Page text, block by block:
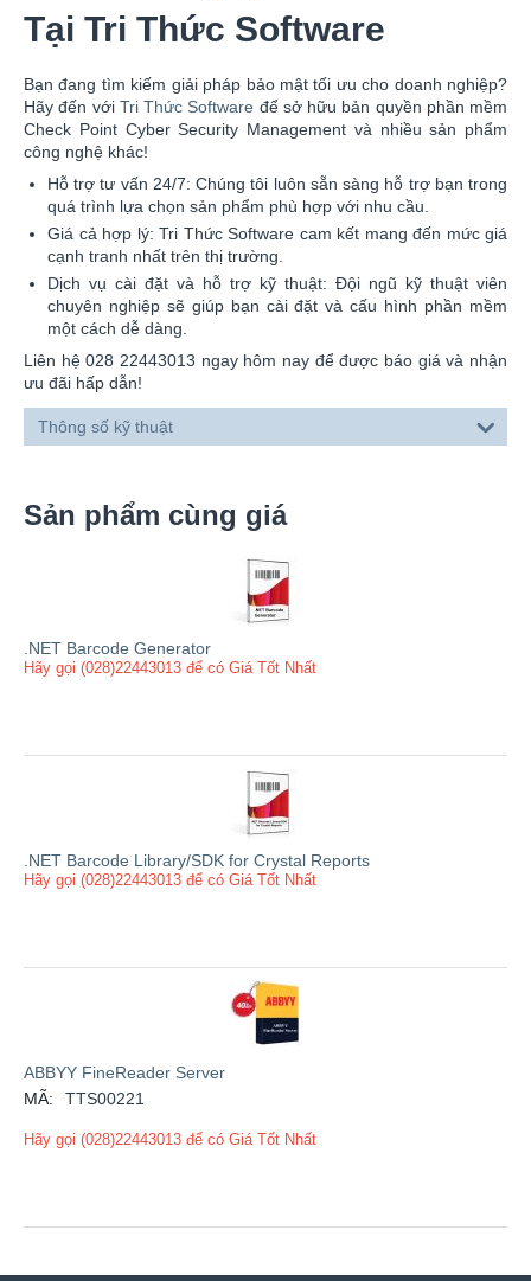
Tại Tri Thức Software
Bạn đang tìm kiếm giải pháp bảo mật tối ưu cho doanh nghiệp?
Hãy đến với Tri Thức Software để sở hữu bản quyền phần mềm
Check Point Cyber Security Management và nhiều sản phẩm
công nghệ khác!
Hỗ trợ tư vấn 24/7: Chúng tôi luôn sẵn sàng hỗ trợ bạn trong
quá trình lựa chọn sản phẩm phù hợp với nhu cầu.
Giá cả hợp lý: Tri Thức Software cam kết mang đến mức giá
cạnh tranh nhất trên thị trường.
Dịch vụ cài đặt và hỗ trợ kỹ thuật: Đội ngũ kỹ thuật viên
chuyên nghiệp sẽ giúp bạn cài đặt và cấu hình phần mềm
một cách dễ dàng.
Liên hệ 028 22443013 ngay hôm nay để được báo giá và nhận
ưu đãi hấp dẫn!
Thông số kỹ thuật
Sản phẩm cùng giá
.NET Barcode Generator
Hãy gọi (028)22443013 để có Giá Tốt Nhất
.NET Barcode Library/SDK for Crystal Reports
Hãy gọi (028)22443013 để có Giá Tốt Nhất
ABBYY FineReader Server
MÃ:
TTS00221
Hãy gọi (028)22443013 để có Giá Tốt Nhất